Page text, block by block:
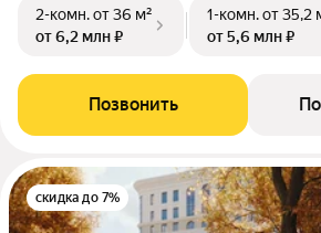
2-комн.от 36 м²
от 6,2 млн ₽
1-комн.от 35,2
от 5,6 млн ₽
Позвонить
скидка до 7%